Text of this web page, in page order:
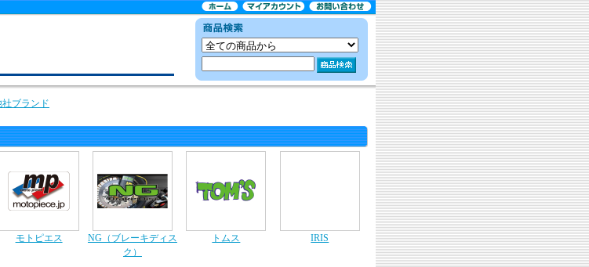
社ブランド
モトピエス
NG（ブレーキディス
ク）
トムス IRIS